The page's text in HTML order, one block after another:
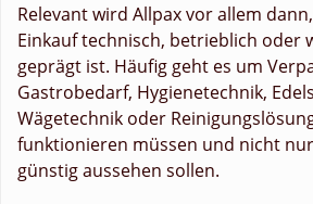
Relevant wird Allpax vor allem
Einkauf technisch, betrieblich oder
geprägt ist. Häufig geht es um
Gastrobedarf, Hygienetechnik,
Wägetechnik oder
funktionieren müssen und nicht
günstig aussehen sollen.